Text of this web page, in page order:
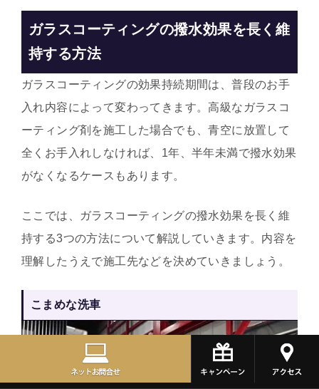
ガラスコーティングの撥水効果を長く維
持する方法
ガラスコーティングの効果持続期間は、普段のお手
入れ内容によって変わってきます。高級なガラスコ
ーティング剤を施工した場合でも、青空に放置して
全くお手入れしなければ、1年、半年未満で撥水効果
がなくなるケースもあります。
ここでは、ガラスコーティングの撥水効果を長く維
持する3つの方法について解説していきます。内容を
理解したうえで施工先などを決めていきましょう。
こまめな洗車